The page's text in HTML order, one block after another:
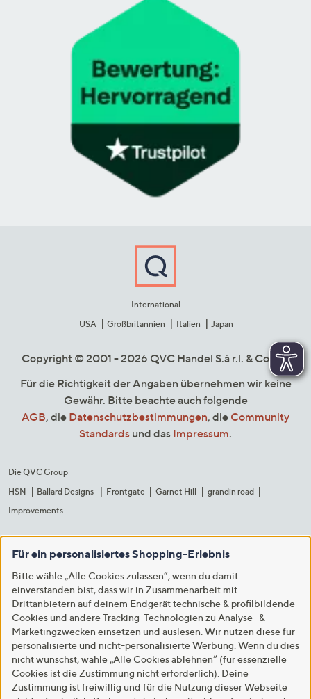
International
USA
Großbritannien Italien Japan
Copyright © 2001 - 2026 QVC Handel S.à r.l. & Co. KG
Für die Richtigkeit der Angaben übernehmen wir keine
Gewähr. Bitte beachte auch folgende
AGB, die Datenschutzbestimmungen, die Community
Standards und das Impressum.
Die QVC Group
HSN
Ballard Designs Frontgate Garnet Hill
grandin road
Improvements
Für ein personalisiertes Shopping-Erlebnis
Bitte wähle „Alle Cookies zulassen“, wenn du damit
einverstanden bist, dass wir in Zusammenarbeit mit
Drittanbietern auf deinem Endgerät technische & profilbildende
Cookies und andere Tracking-Technologien zu Analyse- &
Marketingzwecken einsetzen und auslesen. Wir nutzen diese für
personalisierte und nicht-personalisierte Werbung. Wenn du dies
nicht wünschst, wähle „Alle Cookies ablehnen“ (für essenzielle
Cookies ist die Zustimmung nicht erforderlich). Deine
Zustimmung ist freiwillig und für die Nutzung dieser Webseite